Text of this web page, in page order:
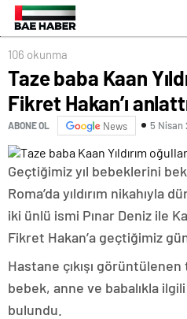
106 okunma
Taze baba Kaan
Fikret Hakan’ı
ABONE OL News 5 Nisan
Geçtiğimiz yıl bebeklerini
Roma’da yıldırım nikahıyla
iki ünlü ismi Pınar Deniz ile
Fikret Hakan’a geçtiğimiz
Hastane çıkışı görüntülenen
bebek, anne ve babalıkla
bulundu.